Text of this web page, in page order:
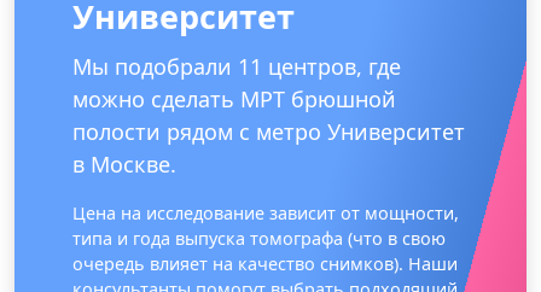
Университет
Мы подобрали 11 центров, где
можно сделать МРТ брюшной
полости рядом с метро Университет
в Москве.
Цена на исследование зависит от мощности,
типа и года выпуска томографа (что в свою
очередь влияет на качество снимков). Наши